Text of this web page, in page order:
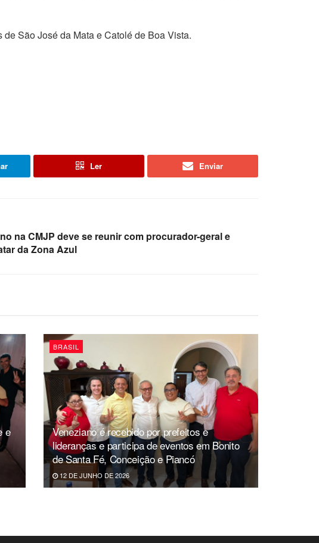
São José da Mata e Catolé de Boa Vista.
Ler Enviar
na CMJP deve se reunir com procurador-geral e
da Zona Azul
e
BRASIL
Veneziano é recebido por prefeitos e
lideranças e participa de eventos em Bonito
de Santa Fé, Conceição e Piancó
12 DE JUNHO DE 2026